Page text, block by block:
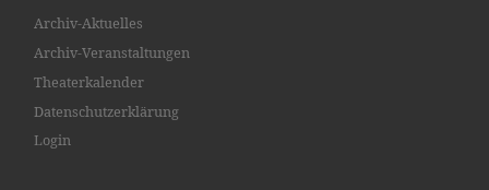
Archiv-Aktuelles
Archiv-Veranstaltungen
Theaterkalender
Datenschutzerklärung
Login